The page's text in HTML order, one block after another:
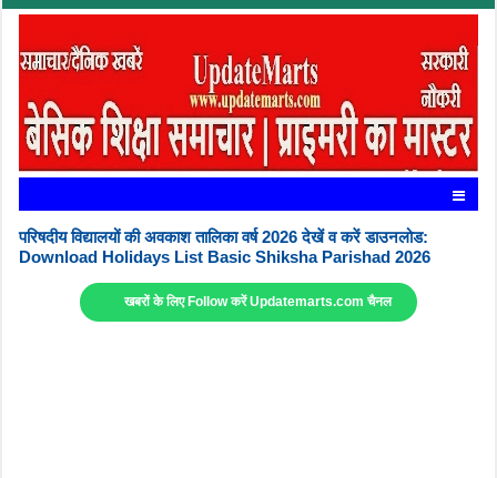
परिषदीय विद्यालयों की अवकाश तालिका वर्ष 2026 देखें व करें डाउनलोड:
Download Holidays List Basic Shiksha Parishad 2026
खबरों के लिए Follow करें Updatemarts.com चैनल